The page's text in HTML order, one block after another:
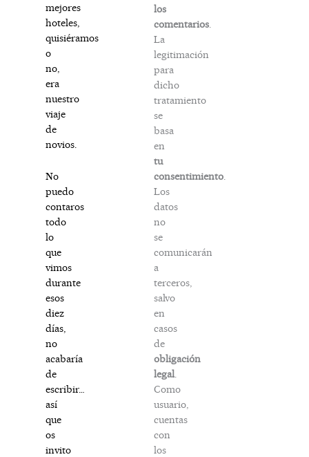
mejores
hoteles,
quisiéramos
o
no,
era
nuestro
viaje
de
novios.
No
puedo
contaros
todo
lo
que
vimos
durante
esos
diez
días,
no
acabaría
de
escribir…
así
que
os
invito
los
comentarios
La
legitimación
para
dicho
tratamiento
se
basa
en
tu
consentimiento
Los
datos
no
se
comunicarán
a
terceros,
salvo
en
casos
de
obligación
legal
Como
usuario,
cuentas
con
los